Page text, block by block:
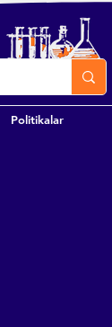
Politikalar